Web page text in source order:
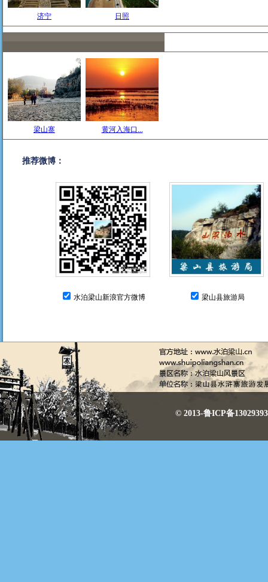
济宁 日照
梁山寨 黄河入海口...
推荐微博：
水泊梁山新浪官方微博 梁山县旅游局
© 2013-鲁ICP备